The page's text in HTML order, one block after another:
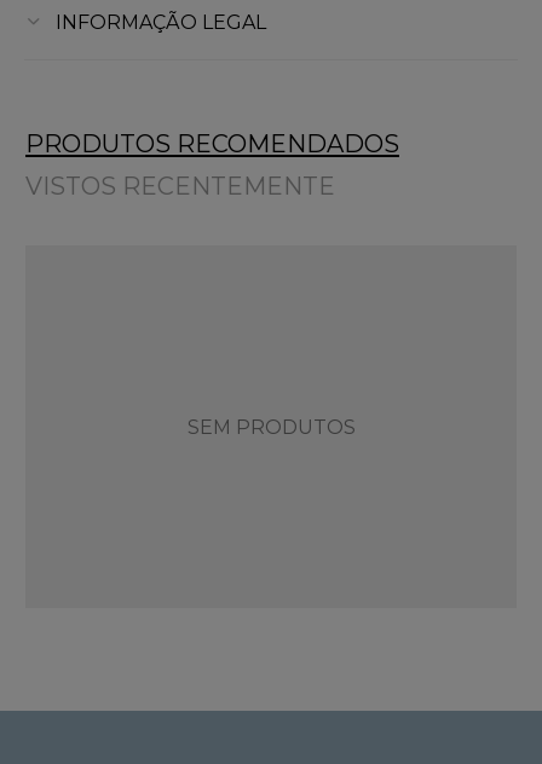
INFORMAÇÃO LEGAL
PRODUTOS RECOMENDADOS
VISTOS RECENTEMENTE
SEM PRODUTOS